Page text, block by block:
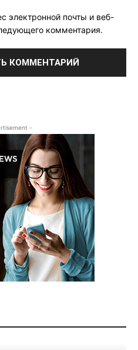
электронной почты и веб-
комментария.
-